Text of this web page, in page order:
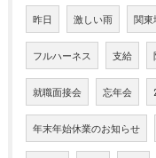
昨日 激しい雨 関東
フルハーネス 支給
就職面接会 忘年会
年末年始休業のお知らせ